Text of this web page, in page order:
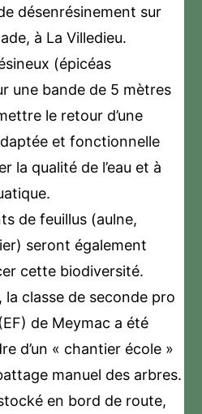
désenrésinement sur
à La Villedieu.
(épicéas
une bande de 5 mètres
le retour d’une
et fonctionnelle
la qualité de l’eau et à
de feuillus (aulne,
seront également
cette biodiversité.
classe de seconde pro
de Meymac a été
d’un « chantier école »
manuel des arbres.
en bord de route,